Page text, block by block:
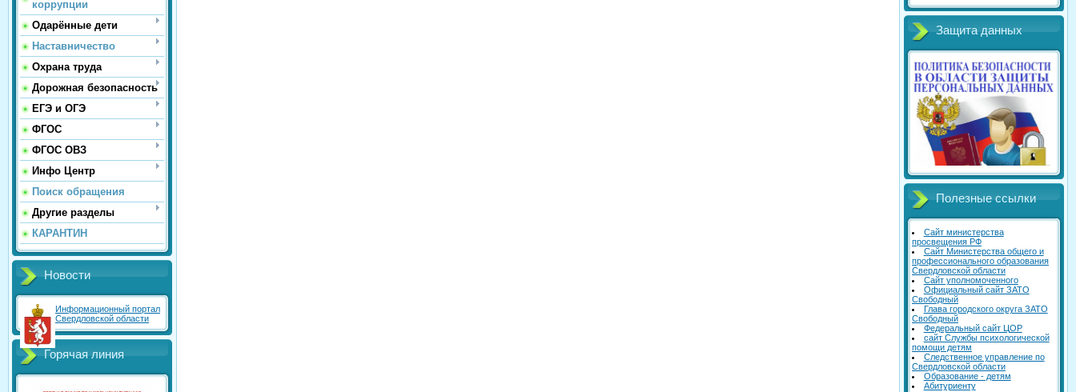
коррупции
Одарённые дети
Наставничество
Охрана труда
Дорожная безопасность
ЕГЭ и ОГЭ
ФГОС
ФГОС ОВЗ
Инфо Центр
Поиск обращения
Другие разделы
КАРАНТИН
Новости
Информационный портал
Свердловской области
Горячая линия
Защита данных
Полезные ссылки
Сайт министерства
просвещения РФ
Сайт Министерства общего и
профессионального образования
Свердловской области
Сайт уполномоченного
Официальный сайт ЗАТО
Свободный
Глава городского округа ЗАТО
Свободный
Федеральный сайт ЦОР
сайт Службы психологической
помощи детям
Следственное управление по
Свердловской области
Образование - детям
Абитуриенту